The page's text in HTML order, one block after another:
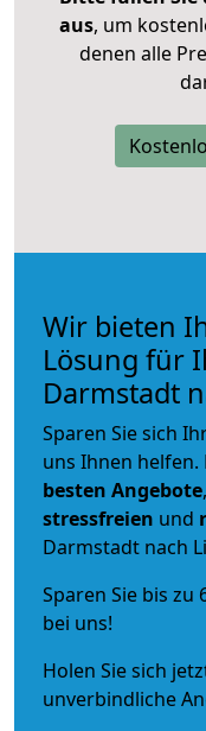
aus, um
denen alle
Wir bieten
Lösung für
Darmstadt
Sparen Sie sich
uns Ihnen helfen.
besten Angebote
stressfreien und
Darmstadt nach
Sparen Sie bis zu
bei uns!
Holen Sie sich
unverbindliche